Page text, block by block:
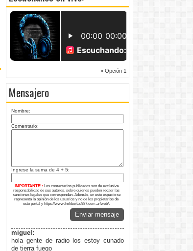
» Opción 1
Mensajero
Nombre:
Comentario:
Ingrese la suma de 4 + 5:
IMPORTANTE!: Los comentarios publicados son de exclusiva
responsabilidad de sus autores, sobre quienes pueden recaer las
sanciones legales que correspondan. Además, en este espacio se
representa la opinión de los usuarios y no de los propietarios de
este portal y https://www.fmlibertad987.com.ar/web/.
Enviar mensaje
miguel:
hola gente de radio los estoy cunado
de tierra fuego